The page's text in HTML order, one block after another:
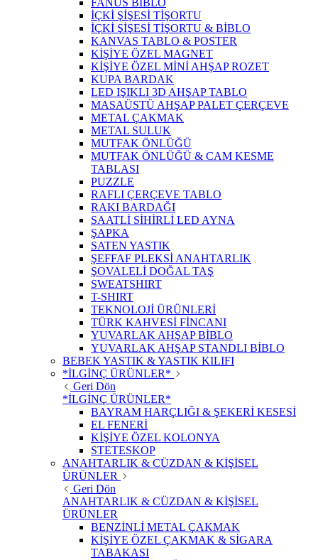
FANUS BİBLO
İÇKİ ŞİŞESİ TİŞORTU
İÇKİ ŞİŞESİ TİŞORTU & BİBLO
KANVAS TABLO & POSTER
KİŞİYE ÖZEL MAGNET
KİŞİYE ÖZEL MİNİ AHŞAP ROZET
KUPA BARDAK
LED IŞIKLI 3D AHŞAP TABLO
MASAÜSTÜ AHŞAP PALET ÇERÇEVE
METAL ÇAKMAK
METAL SULUK
MUTFAK ÖNLÜĞÜ
MUTFAK ÖNLÜĞÜ & CAM KESME
TABLASI
PUZZLE
RAFLI ÇERÇEVE TABLO
RAKI BARDAĞI
SAATLİ SİHİRLİ LED AYNA
ŞAPKA
SATEN YASTIK
ŞEFFAF PLEKSİ ANAHTARLIK
ŞOVALELİ DOĞAL TAŞ
SWEATSHIRT
T-SHIRT
TEKNOLOJİ ÜRÜNLERİ
TÜRK KAHVESİ FİNCANI
YUVARLAK AHŞAP BİBLO
YUVARLAK AHŞAP STANDLI BİBLO
BEBEK YASTIK & YASTIK KILIFI
*İLGİNÇ ÜRÜNLER*
Geri Dön
*İLGİNÇ ÜRÜNLER*
BAYRAM HARÇLIĞI & ŞEKERİ KESESİ
EL FENERİ
KİŞİYE ÖZEL KOLONYA
STETESKOP
ANAHTARLIK & CÜZDAN & KİŞİSEL
ÜRÜNLER
Geri Dön
ANAHTARLIK & CÜZDAN & KİŞİSEL
ÜRÜNLER
BENZİNLİ METAL ÇAKMAK
KİŞİYE ÖZEL ÇAKMAK & SİGARA
TABAKASI